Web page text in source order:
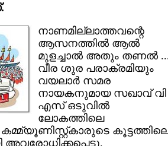
നാണമില്ലാത്തവന്റെ
ആസനത്തില്‍ ആല്‍
മുളച്ചാല്‍ അതും തണല്‍
വീര ശുര പരാക്രമിയും
വയലാര്‍ സമര
നായകനുമായ സഖാവ്‌ വി
എസ്‌ ഒടുവില്‍
ലോകത്തിലെ
കമ്മ്യൂണിസ്റ്റ്‌കാരുടെ